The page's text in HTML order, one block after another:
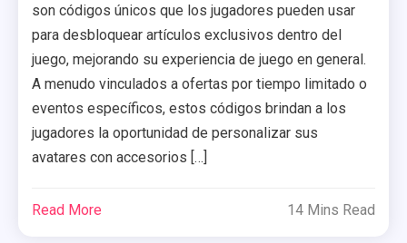
son códigos únicos que los jugadores pueden usar
para desbloquear artículos exclusivos dentro del
juego, mejorando su experiencia de juego en general.
A menudo vinculados a ofertas por tiempo limitado o
eventos específicos, estos códigos brindan a los
jugadores la oportunidad de personalizar sus
avatares con accesorios […]
Read More 14 Mins Read